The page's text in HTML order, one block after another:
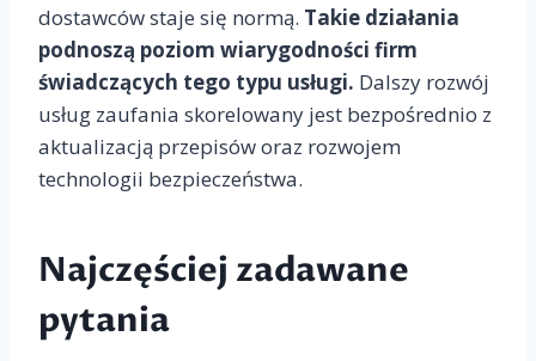
dostawców staje się normą. Takie działania
podnoszą poziom wiarygodności firm
świadczących tego typu usługi. Dalszy rozwój
usług zaufania skorelowany jest bezpośrednio z
aktualizacją przepisów oraz rozwojem
technologii bezpieczeństwa.
Najczęściej zadawane
pytania